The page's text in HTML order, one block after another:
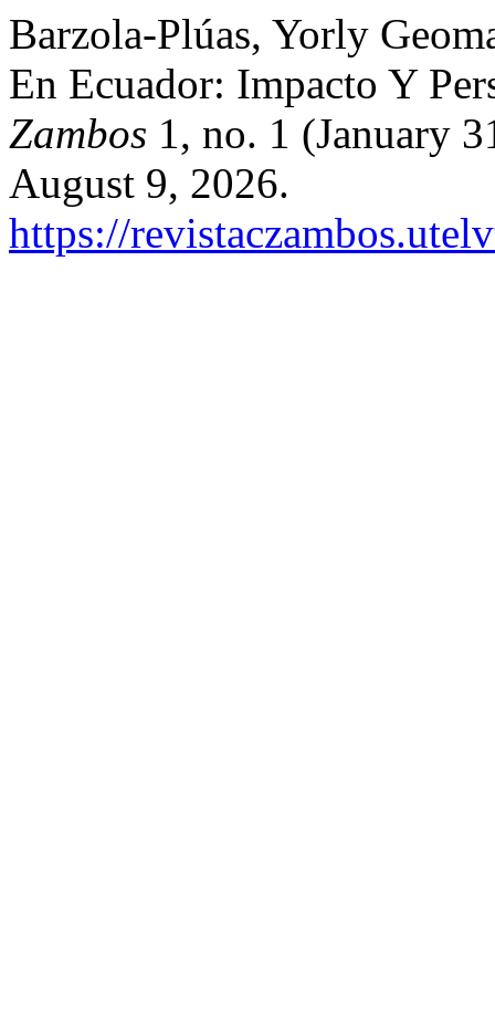
Barzola-Plúas, Yorly
En Ecuador: Impacto Y
Zambos 1, no. 1 (January
August 9, 2026.
https://